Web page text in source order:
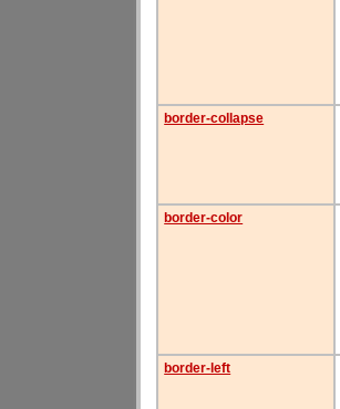
border-collapse
border-color
border-left